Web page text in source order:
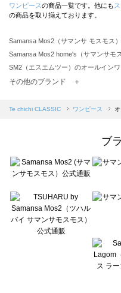
ワンピースの商品一覧です。他にも
の商品を取り揃えております。
Samansa Mos2（サマンサ モスモス
Samansa Mos2 home's（サマンサモ
SM2（エスエムツー）のオールイン
Samansa Mos2 blue（サマンサモス
sō4ū（ソウフォーユー）のオールイン
Te chichi（テチチ）のオールインワ
Te chichi CLASSIC（テチチ クラシッ
Lugnoncure（ルノンキュール）のオ
BETTY'S BLUE（べティーズブルー
Wpc.（ワールドパーティー）のオー
その他のブランド ＋
Te chichi CLASSIC ワンピース
ブ